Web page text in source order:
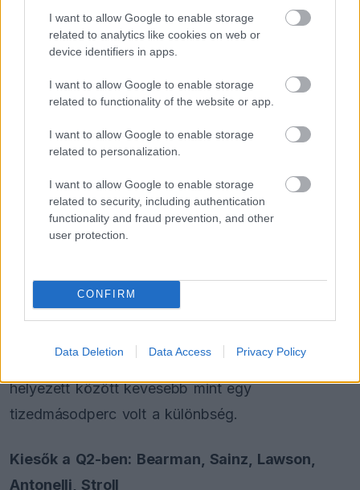
I want to allow Google to enable storage
related to analytics like cookies on web or
device identifiers in apps.
I want to allow Google to enable storage
related to functionality of the website or app.
I want to allow Google to enable storage
related to personalization.
I want to allow Google to enable storage
related to security, including authentication
functionality and fraud prevention, and other
user protection.
CONFIRM
Data Deletion Data Access Privacy Policy
vezetést 1:22.730-cal. A McLarenek is jó formát
mutattak: Piastri a negyedik, Norris a második
helyen zárt, majd Verstappen kis különbséggel
megelőzte a britet. Érdekesség, hogy a legtöbben
használt abroncsokon futották legjobb idejüket,
amelyek ezúttal gyorsabbnak bizonyultak az új
Öt perccel a vége előtt Leclerc még csak a
kilencedik helyen állt. Alonso negyedik lett,
Ocon és Júki Cunoda is beverekedte magát a
Q3-ba, Kimi Antonelli viszont csak a 14. helyre
és Norris triója dominált, miközben a 15. és a 8.
helyezett között kevesebb mint egy
tizedmásodperc volt a különbség.
Kiesők a Q2-ben: Bearman, Sainz, Lawson,
Antonelli, Stroll